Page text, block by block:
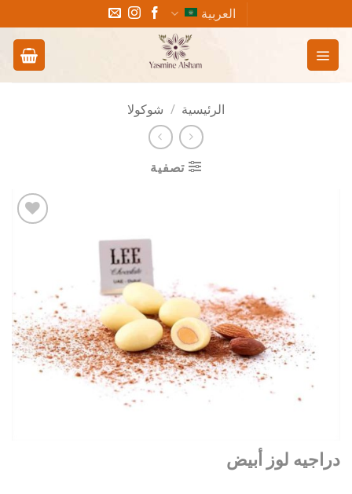
للمحتوى
العربية
الرئيسية / شوكولا
تصفية
دراجيه لوز أبيض